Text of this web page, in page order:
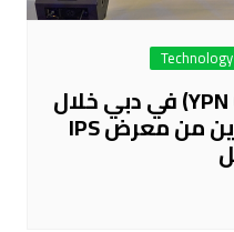
Technology
تنظيم قمة (YPN Congress) في دبي خلال
فعاليات الدورة العشرين من معرض IPS